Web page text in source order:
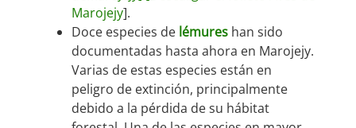
Marojejy].
Doce especies de lémures han sido
documentadas hasta ahora en Marojejy.
Varias de estas especies están en
peligro de extinción, principalmente
debido a la pérdida de su hábitat